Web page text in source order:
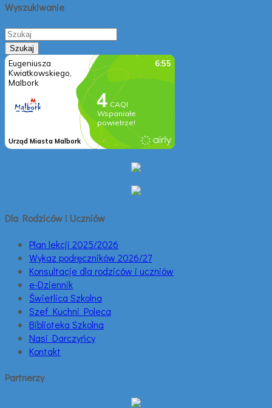
Wyszukiwanie
Dla Rodziców i Uczniów
Plan lekcji 2025/2026
Wykaz podręczników 2026/27
Konsultacje dla rodziców i uczniów
e-Dziennik
Świetlica Szkolna
Szef Kuchni Poleca
Biblioteka Szkolna
Nasi Darczyńcy
Kontakt
Partnerzy